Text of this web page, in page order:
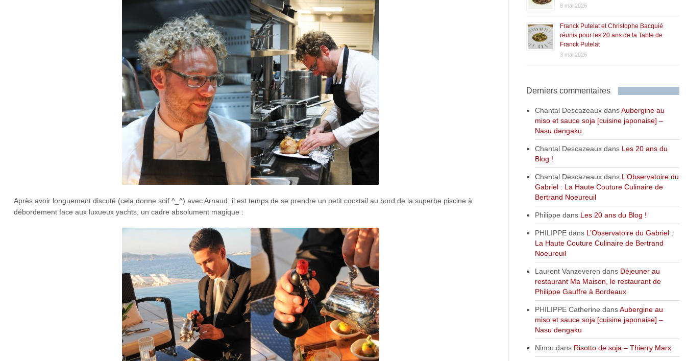
Après avoir longuement discuté (cela donne soif ^_^) avec Arnaud, il est temps de se prendre un petit cocktail au bord de la superbe piscine à
débordement face aux luxueux yachts, un cadre absolument magique :
8 mai 2026
Franck Putelat et Christophe Bacquié
réunis pour les 20 ans de la Table de
Franck Putelat
3 mai 2026
Derniers commentaires
Chantal DescazeauxdansAubergine au
miso et sauce soja [cuisine japonaise] –
Nasu dengaku
Chantal Descazeauxdans Les 20 ans du
Blog !
Chantal Descazeauxdans L’Observatoire du
Gabriel : La Haute Couture Culinaire de
Bertrand Noeureuil
Philippe dans Les 20 ans du Blog !
PHILIPPEdans L’Observatoire du Gabriel :
La Haute Couture Culinaire de Bertrand
Noeureuil
Laurent Vanzeveren dans Déjeuner au
restaurant Ma Maison, le restaurant de
Philippe Gauffre à Bordeaux
PHILIPPE Catherine dansAubergine au
miso et sauce soja [cuisine japonaise] –
Nasu dengaku
Ninou dans Risotto de soja – Thierry Marx